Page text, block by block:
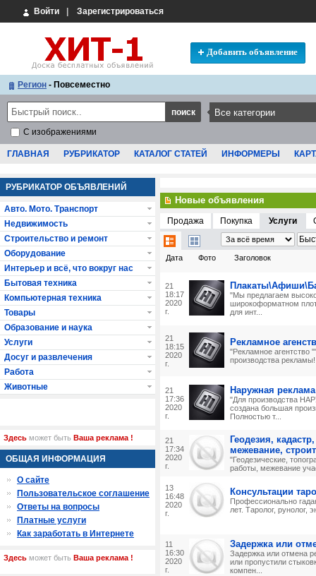
Войти Зарегистрироваться
Добавить объявление
Регион - Повсеместно
С изображениями
ГЛАВНАЯ РУБРИКАТОР КАТАЛОГ СТАТЕЙ ИНФОРМЕРЫ
Новые объявления
Продажа Покупка Услуги
Дата Фото Заголовок
21
18:17
2020
г.
"Мы предлагаем
широкоформатном
для инт...
21
18:15
2020
г.
Рекламное
"Рекламное агентство
производства
21
17:36
2020
г.
Наружная реклама
"Для производства
создана большая
Полностью т...
21
17:34
2020
г.
Геодезия,
межевание,
"Геодезические,
работы, межевание
13
16:48
2020
г.
Консультации
Профессионально
лет. Таролог, рунолог,
11
16:30
2020
г.
Задержка или
Задержка или отмена
или пропустили
компен...
РУБРИКАТОР ОБЪЯВЛЕНИЙ
Авто. Мото. Транспорт
Недвижимость
Строительство и ремонт
Оборудование
Интерьер и всё, что вокруг нас
Бытовая техника
Компьютерная техника
Товары
Образование и наука
Услуги
Досуг и развлечения
Работа
Животные
Здесь может быть Ваша реклама !
ОБЩАЯ ИНФОРМАЦИЯ
О сайте
Пользовательское соглашение
Ответы на вопросы
Платные услуги
Как заработать в Интернете
Здесь может быть Ваша реклама !